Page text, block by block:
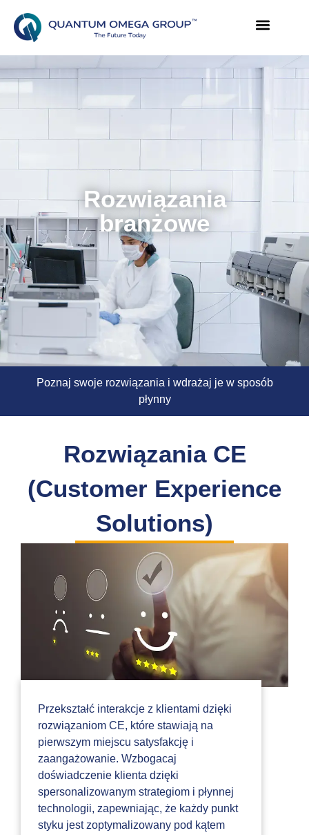
Rozwiązania
branżowe
Poznaj swoje rozwiązania i wdrażaj je w sposób
płynny
Rozwiązania CE
(Customer Experience
Solutions)
Przekształć interakcje z klientami dzięki
rozwiązaniom CE, które stawiają na
pierwszym miejscu satysfakcję i
zaangażowanie. Wzbogacaj
doświadczenie klienta dzięki
spersonalizowanym strategiom i płynnej
technologii, zapewniając, że każdy punkt
styku jest zoptymalizowany pod kątem